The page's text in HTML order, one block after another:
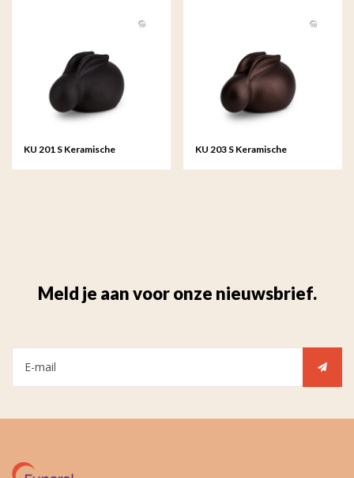
KU 201 S Keramische
KU 203 S Keramische
Meld je aan voor onze nieuwsbrief.